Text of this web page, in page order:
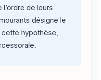
de leurs
désigne le
hypothèse,